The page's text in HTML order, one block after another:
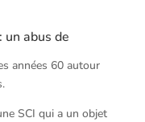
un abus de
années 60 autour
SCI qui a un objet